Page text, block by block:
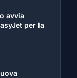
avvia
per la